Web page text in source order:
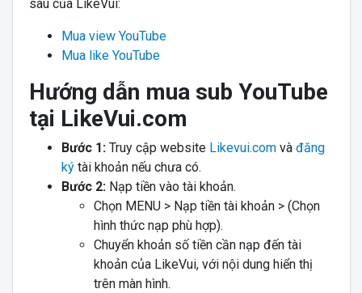
sau của LikeVui:
Mua view YouTube
Mua like YouTube
Hướng dẫn mua sub YouTube
tại LikeVui.com
Bước 1: Truy cập website Likevui.com và đăng
kýtài khoản nếu chưa có.
Bước 2:Nạp tiền vào tài khoản.
Chọn MENU > Nạp tiền tài khoản > (Chọn
hình thức nạp phù hợp).
Chuyển khoản số tiền cần nạp đến tài
khoản của LikeVui, với nội dung hiển thị
trên màn hình.